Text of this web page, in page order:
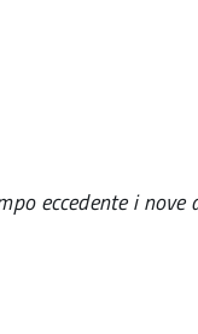
eccedente i nove